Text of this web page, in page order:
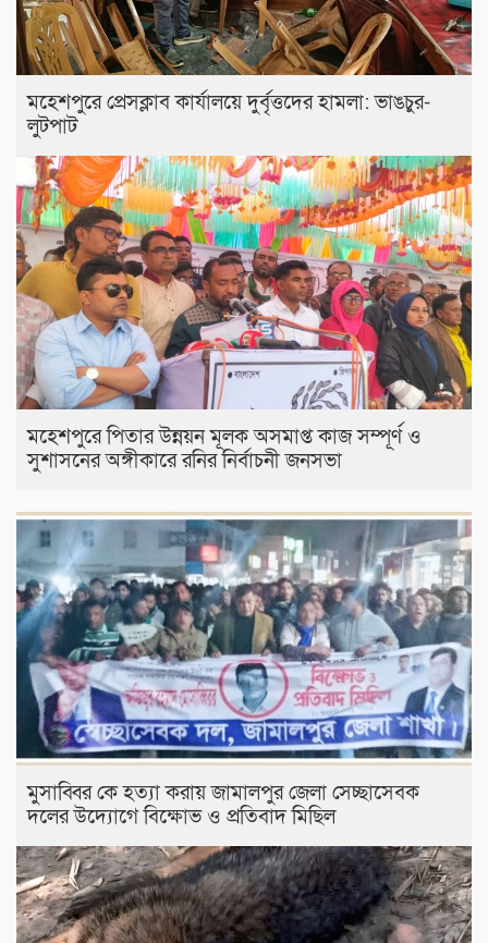
মহেশপুরে প্রেসক্লাব কার্যালয়ে দুর্বৃত্তদের হামলা: ভাঙচুর-
লুটপাট
মহেশপুরে পিতার উন্নয়ন মূলক অসমাপ্ত কাজ সম্পূর্ণ ও
সুশাসনের অঙ্গীকারে রনির নির্বাচনী জনসভা
মুসাব্বির কে হত্যা করায় জামালপুর জেলা সেচ্ছাসেবক
দলের উদ্যোগে বিক্ষোভ ও প্রতিবাদ মিছিল